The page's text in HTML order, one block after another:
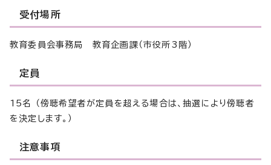
受付場所
教育委員会事務局 教育企画課（市役所3階）
定員
15名 （傍聴希望者が定員を超える場合は、抽選により傍聴者
を決定します。）
注意事項